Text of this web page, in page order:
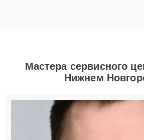
Мастера сервисного
Нижнем